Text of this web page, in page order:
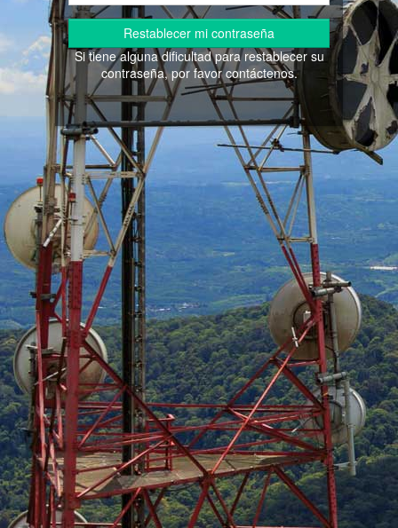
Restablecer mi contraseña
Si tiene alguna dificultad para restablecer su
contraseña, por favor contáctenos.